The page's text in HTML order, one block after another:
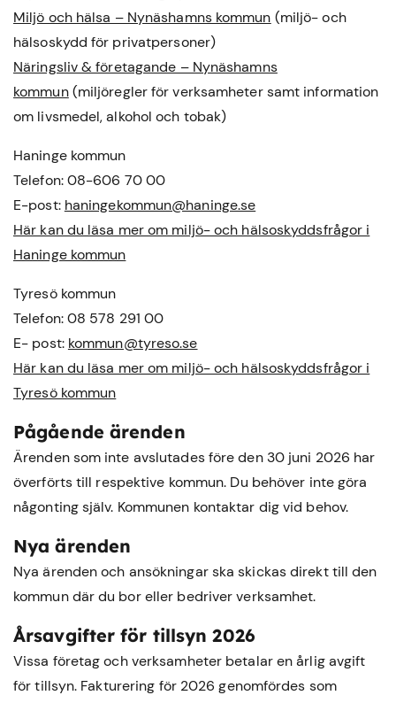
Miljö och hälsa – Nynäshamns kommun (miljö- och
hälsoskydd för privatpersoner)
Näringsliv & företagande – Nynäshamns
kommun(miljöregler för verksamheter samt information
om livsmedel, alkohol och tobak)
Haninge kommun
Telefon: 08-606 70 00
E-post: haningekommun@haninge.se
Här kan du läsa mer om miljö- och hälsoskyddsfrågor i
Haninge kommun
Tyresö kommun
Telefon: 08 578 291 00
E- post: kommun@tyreso.se
Här kan du läsa mer om miljö- och hälsoskyddsfrågor i
Tyresö kommun
Pågående ärenden
Ärenden som inte avslutades före den 30 juni 2026 har
överförts till respektive kommun. Du behöver inte göra
någonting själv. Kommunen kontaktar dig vid behov.
Nya ärenden
Nya ärenden och ansökningar ska skickas direkt till den
kommun där du bor eller bedriver verksamhet.
Årsavgifter för tillsyn 2026
Vissa företag och verksamheter betalar en årlig avgift
för tillsyn. Fakturering för 2026 genomfördes som